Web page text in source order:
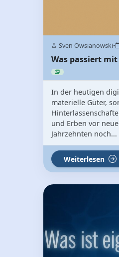
Sven Owsianowski•
Was passiert
In der heutigen
materielle Güter,
und Erben vor
Jahrzehnten noch...
Weiterlesen